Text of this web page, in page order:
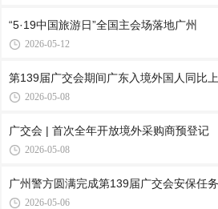
“5·19中国旅游日”全国主会场落地广州
2026-05-12
第139届广交会期间广东入境外国人同比
2026-05-08
广交会 | 首次全年开放境外采购商预登记
2026-05-08
广州警方圆满完成第139届广交会安保任务
2026-05-06